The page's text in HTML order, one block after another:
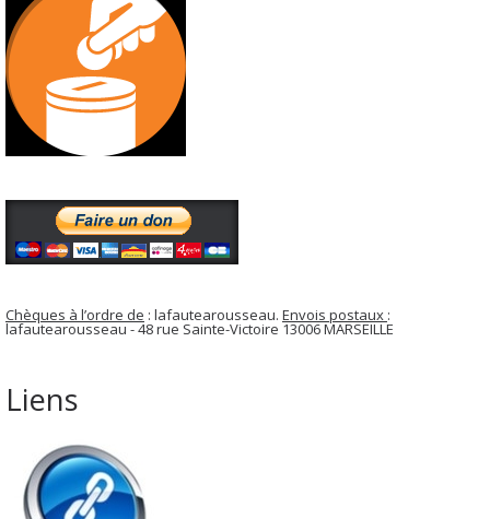
Chèques à l’ordre de : lafautearousseau. Envois postaux :
lafautearousseau - 48 rue Sainte-Victoire 13006 MARSEILLE
Liens